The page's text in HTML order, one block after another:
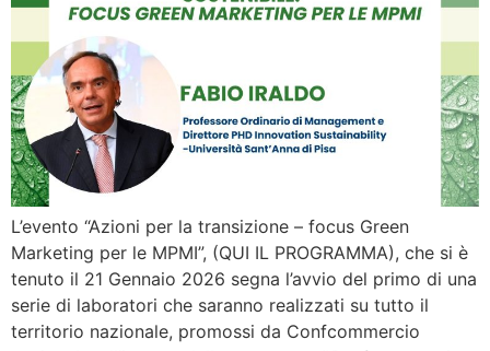
L’evento “Azioni per la transizione – focus Green
Marketing per le MPMI”, (QUI IL PROGRAMMA), che si è
tenuto il 21 Gennaio 2026 segna l’avvio del primo di una
serie di laboratori che saranno realizzati su tutto il
territorio nazionale, promossi da Confcommercio